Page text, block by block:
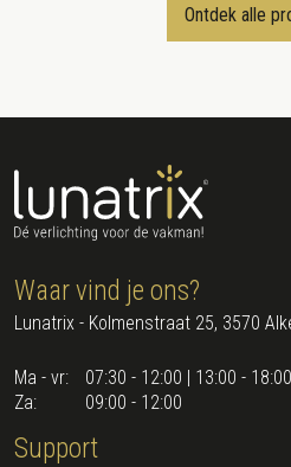
Ontdek alle
Waar vind je ons?
Lunatrix - Kolmenstraat 25, 3570
Ma - vr:
07:30 - 12:00 | 13:00 - 18:00
Za:
09:00 - 12:00
Support